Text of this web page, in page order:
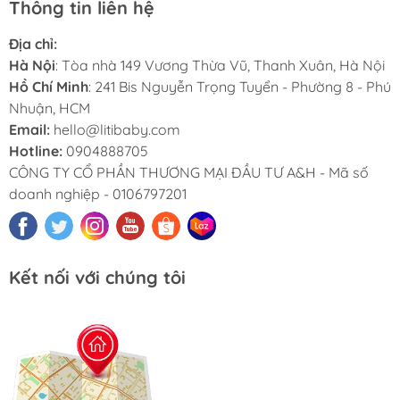
Thông tin liên hệ
Địa chỉ:
Hà Nội: Tòa nhà 149 Vương Thừa Vũ, Thanh Xuân, Hà Nội
Hồ Chí Minh: 241 Bis Nguyễn Trọng Tuyển - Phường 8 - Phú
Nhuận, HCM
Email: hello@litibaby.com
Hotline: 0904888705
CÔNG TY CỔ PHẦN THƯƠNG MẠI ĐẦU TƯ A&H - Mã số
doanh nghiệp - 0106797201
Kết nối với chúng tôi